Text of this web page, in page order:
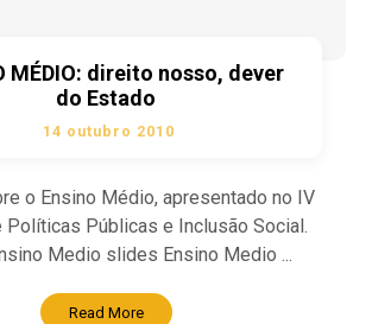
MÉDIO: direito nosso, dever
do Estado
14 outubro 2010
o Ensino Médio, apresentado no IV
Políticas Públicas e Inclusão Social.
Medio slides Ensino Medio ...
Read More